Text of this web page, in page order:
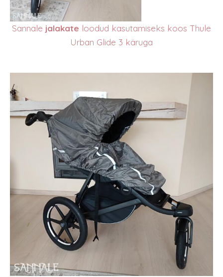
Sannale jalakate loodud kasutamiseks koos Thule
Urban Glide 3 käruga